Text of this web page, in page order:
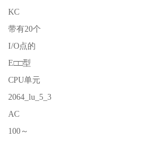
KC
带有20个
I/O点的
E□□型
CPU单元
2064_lu_5_3
AC
100～